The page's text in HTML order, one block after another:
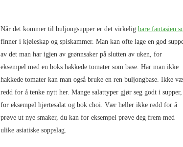
Når det kommer til buljongsupper er det virkelig bare fantasien
finner i kjøleskap og spiskammer. Man kan ofte lage en god
av det man har igjen av grønnsaker på slutten av uken, for
eksempel med en boks hakkede tomater som base. Har man ikke
hakkede tomater kan man også bruke en ren buljongbase. Ikke
redd for å tenke nytt her. Mange salattyper gjør seg godt i supper,
for eksempel hjertesalat og bok choi. Vær heller ikke redd for å
prøve ut nye smaker, du kan for eksempel prøve deg frem med
ulike asiatiske soppslag.